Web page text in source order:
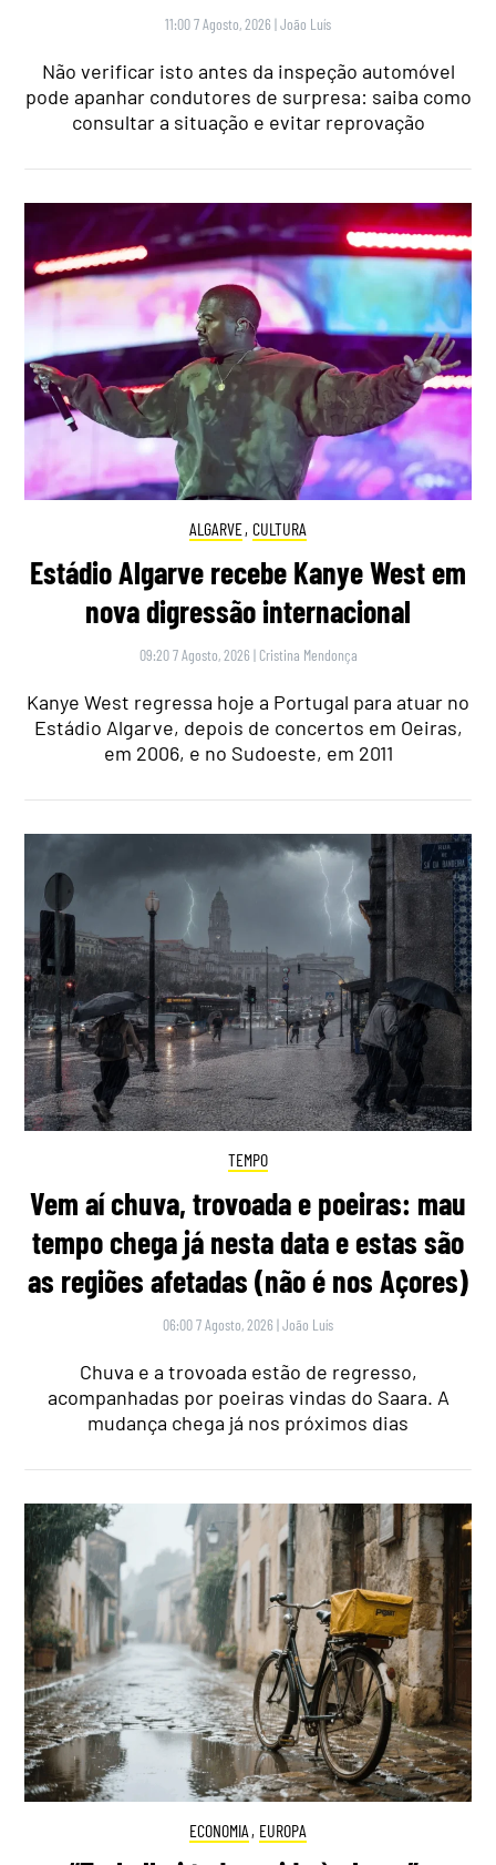
11:00 7 Agosto, 2026 |João Luís
Não verificar isto antes da inspeção automóvel
pode apanhar condutores de surpresa: saiba como
consultar a situação e evitar reprovação
ALGARVE, CULTURA
Estádio Algarve recebe Kanye West em
nova digressão internacional
09:20 7 Agosto, 2026 | Cristina Mendonça
Kanye West regressa hoje a Portugal para atuar no
Estádio Algarve, depois de concertos em Oeiras,
em 2006, e no Sudoeste, em 2011
TEMPO
Vem aí chuva, trovoada e poeiras: mau
tempo chega já nesta data e estas são
as regiões afetadas (não é nos Açores)
06:00 7 Agosto, 2026 |João Luís
Chuva e a trovoada estão de regresso,
acompanhadas por poeiras vindas do Saara. A
mudança chega já nos próximos dias
ECONOMIA , EUROPA